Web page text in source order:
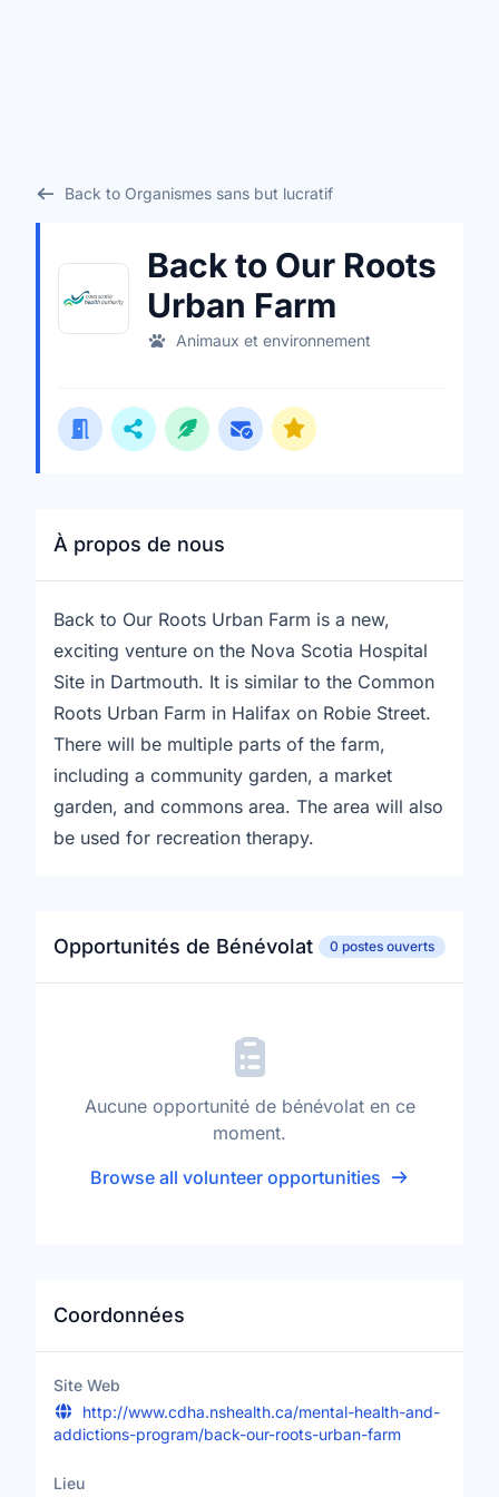
Back to Organismes sans but lucratif
Back to Our Roots
Urban Farm
Animaux et environnement
À propos de nous
Back to Our Roots Urban Farm is a new,
exciting venture on the Nova Scotia Hospital
Site in Dartmouth. It is similar to the Common
Roots Urban Farm in Halifax on Robie Street.
There will be multiple parts of the farm,
including a community garden, a market
garden, and commons area. The area will also
be used for recreation therapy.
Opportunités de Bénévolat 0 postes ouverts
Aucune opportunité de bénévolat en ce
moment.
Browse all volunteer opportunities
Coordonnées
Site Web
http://www.cdha.nshealth.ca/mental-health-and-
addictions-program/back-our-roots-urban-farm
Lieu